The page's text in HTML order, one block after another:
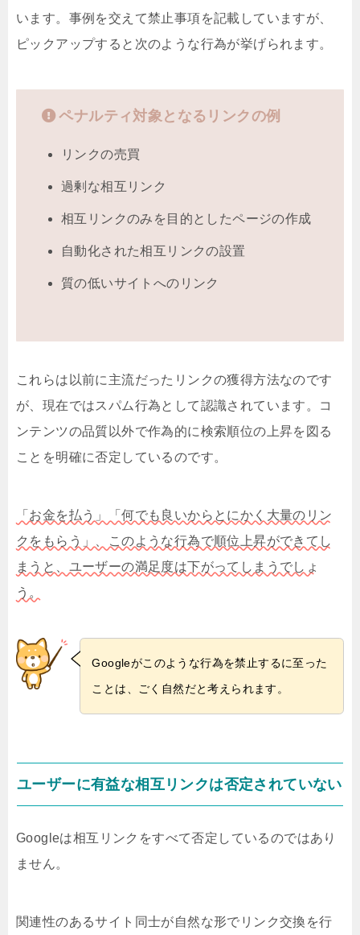
います。事例を交えて禁止事項を記載していますが、
ピックアップすると次のような行為が挙げられます。
ペナルティ対象となるリンクの例
リンクの売買
過剰な相互リンク
相互リンクのみを目的としたページの作成
自動化された相互リンクの設置
質の低いサイトへのリンク
これらは以前に主流だったリンクの獲得方法なのです
が、現在ではスパム行為として認識されています。コ
ンテンツの品質以外で作為的に検索順位の上昇を図る
ことを明確に否定しているのです。
「お金を払う」「何でも良いからとにかく大量のリン
クをもらう」、このような行為で順位上昇ができてし
まうと、ユーザーの満足度は下がってしまうでしょ
う。
Googleがこのような行為を禁止するに至った
ことは、ごく自然だと考えられます。
ユーザーに有益な相互リンクは否定されていない
Googleは相互リンクをすべて否定しているのではあり
ません。
関連性のあるサイト同士が自然な形でリンク交換を行